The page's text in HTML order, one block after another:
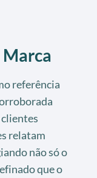
referência
relatam
não só o
que o